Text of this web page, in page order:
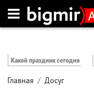
Какой праздник сегодня
Главная Досуг